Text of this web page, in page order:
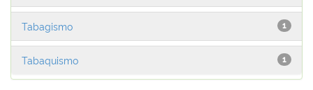
1
Tabagismo
1
Tabaquismo